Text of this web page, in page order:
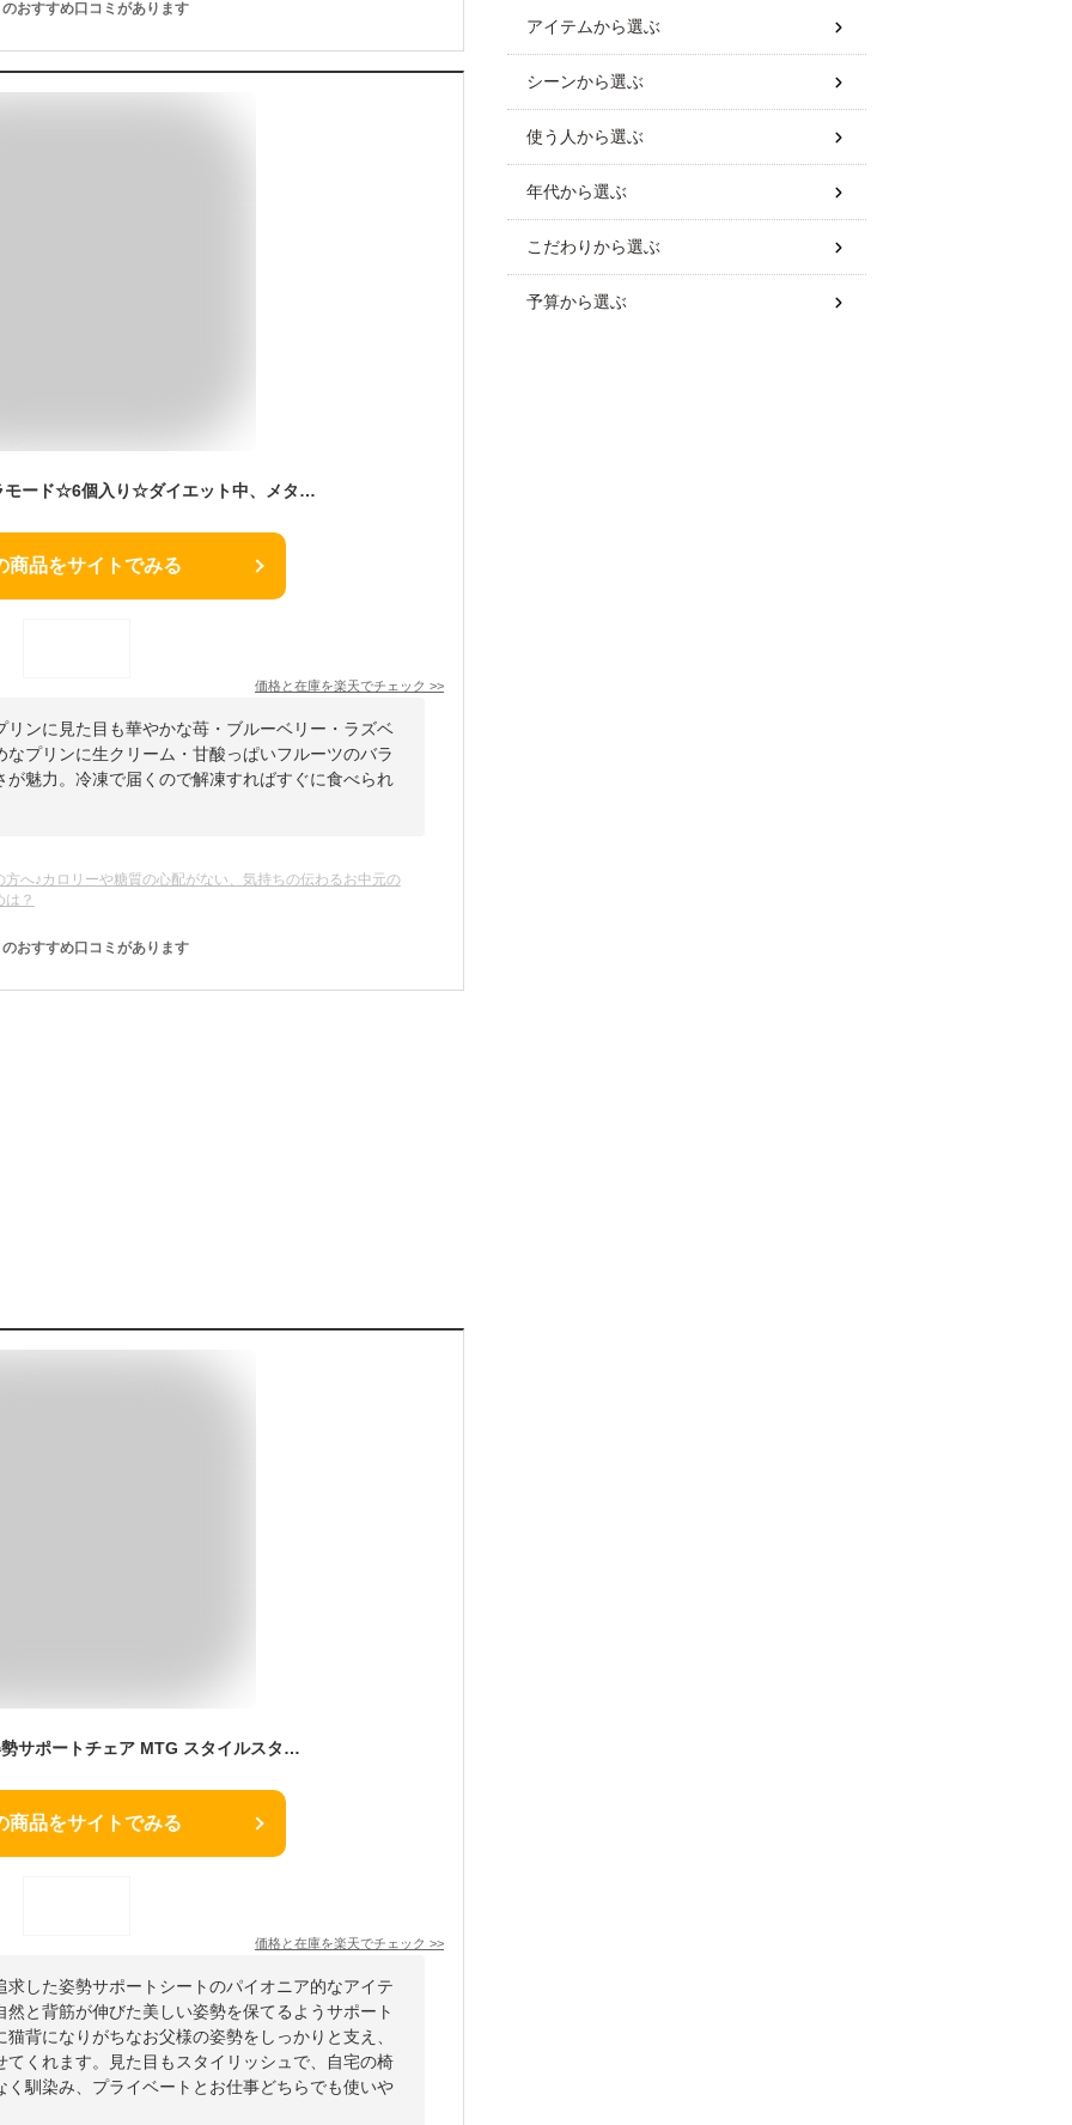
のおすすめ口コミがあります
【低糖質】プリンアラモード☆6個入り☆ダイエット中、メタボ、糖尿病の方にもおすすめ。☆ギフトにも☆ ギフト プレゼント ロカボ ホワイトデーギフト 父の日ギフト 敬老の日 母の日ギフト 父の日ギフト お中元
商品をサイトでみる
価格と在庫を楽天でチェック >>
ンに見た目も華やかな苺・ブルーベリー・ラズベ
プリンに生クリーム・甘酸っぱいフルーツのバラ
魅力。冷凍で届くので解凍すればすぐに食べられ
方へ♪カロリーや糖質の心配がない、気持ちの伝わるお中元の
は？
のおすすめ口コミがあります
【選べるW特典a】 姿勢サポートチェア MTG スタイルスタンダード Style Standard 正規品 F01 生地あり N01 生地なし 姿勢ケア 抗菌 撥水 お手入れ簡単 体圧分散 骨盤 チェア 猫背 矯正 座椅子 姿勢が良くなる 腰痛対策 姿勢改善
商品をサイトでみる
価格と在庫を楽天でチェック >>
した姿勢サポートシートのパイオニア的なアイテ
と背筋が伸びた美しい姿勢を保てるようサポート
背になりがちなお父様の姿勢をしっかりと支え、
くれます。見た目もスタイリッシュで、自宅の椅
馴染み、プライベートとお仕事どちらでも使いや
アイテムから選ぶ
シーンから選ぶ
使う人から選ぶ
年代から選ぶ
こだわりから選ぶ
予算から選ぶ